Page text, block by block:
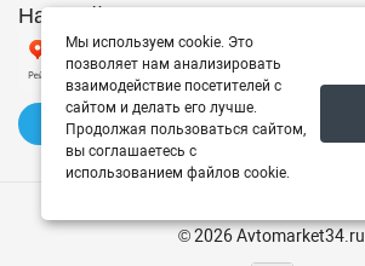
Наш рейтинг на Яндексе
✍️ Оставить отзыв
© 2026 Avtomarket34.ru
Мы используем cookie. Это
позволяет нам анализировать
взаимодействие посетителей с
сайтом и делать его лучше.
Продолжая пользоваться сайтом,
вы соглашаетесь с
использованием файлов cookie.